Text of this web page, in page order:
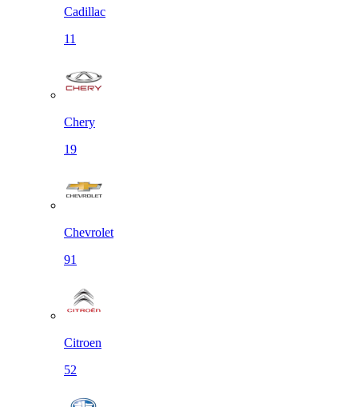
Cadillac
11
Chery
19
Chevrolet
91
Citroen
52